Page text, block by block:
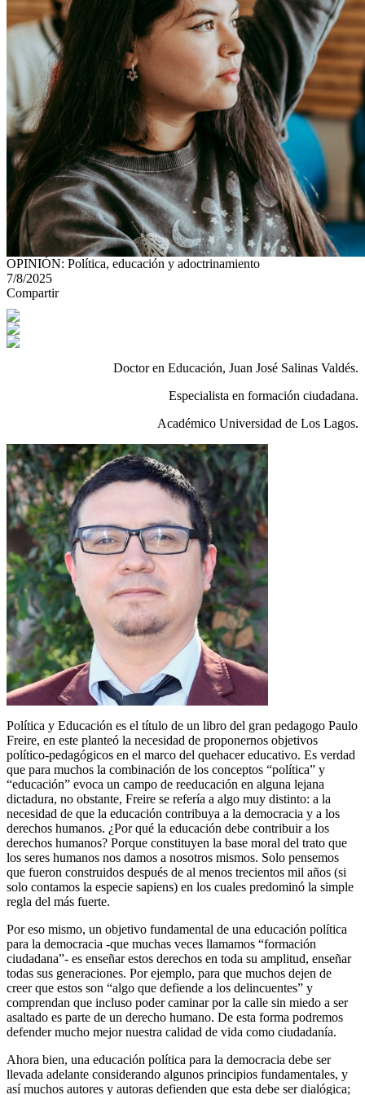
OPINIÓN: Política, educación y adoctrinamiento
7/8/2025
Compartir
Doctor en Educación, Juan José Salinas Valdés.
Especialista en formación ciudadana.
Académico Universidad de Los Lagos.
Política y Educación es el título de un libro del gran pedagogo Paulo
Freire, en este planteó la necesidad de proponernos objetivos
político-pedagógicos en el marco del quehacer educativo. Es verdad
que para muchos la combinación de los conceptos “política” y
“educación” evoca un campo de reeducación en alguna lejana
dictadura, no obstante, Freire se refería a algo muy distinto: a la
necesidad de que la educación contribuya a la democracia y a los
derechos humanos. ¿Por qué la educación debe contribuir a los
derechos humanos? Porque constituyen la base moral del trato que
los seres humanos nos damos a nosotros mismos. Solo pensemos
que fueron construidos después de al menos trecientos mil años (si
solo contamos la especie sapiens) en los cuales predominó la simple
regla del más fuerte.
Por eso mismo, un objetivo fundamental de una educación política
para la democracia -que muchas veces llamamos “formación
ciudadana”- es enseñar estos derechos en toda su amplitud, enseñar
todas sus generaciones. Por ejemplo, para que muchos dejen de
creer que estos son “algo que defiende a los delincuentes” y
comprendan que incluso poder caminar por la calle sin miedo a ser
asaltado es parte de un derecho humano. De esta forma podremos
defender mucho mejor nuestra calidad de vida como ciudadanía.
Ahora bien, una educación política para la democracia debe ser
llevada adelante considerando algunos principios fundamentales, y
así muchos autores y autoras defienden que esta debe ser dialógica;